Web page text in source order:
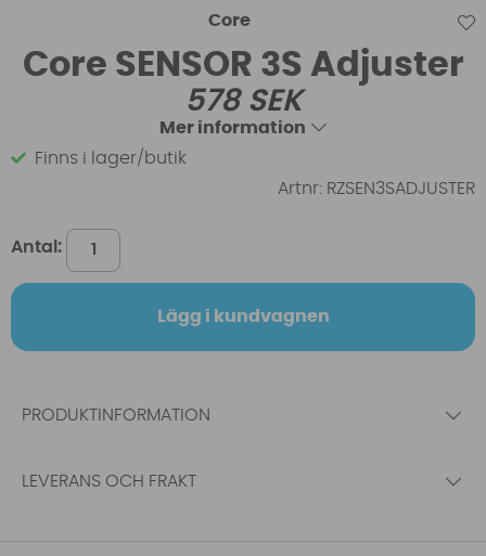
Core
Core SENSOR 3S Adjuster
578SEK
Mer information
Finns i lager/butik
Artnr: RZSEN3SADJUSTER
Antal:
Lägg i kundvagnen
PRODUKTINFORMATION
LEVERANS OCH FRAKT